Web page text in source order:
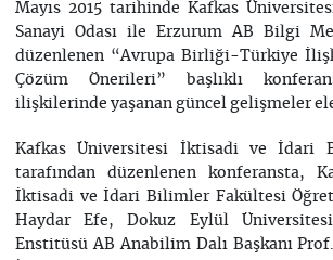
Mayıs 2015 tarihinde Kafkas
Sanayi Odası ile Erzurum AB Bilgi
düzenlenen “Avrupa Birliği-Türkiye
Çözüm Önerileri” başlıklı
ilişkilerinde yaşanan güncel gelişmeler ele
Kafkas Üniversitesi İktisadi ve İdari
tarafından düzenlenen konferansta,
İktisadi ve İdari Bilimler Fakültesi
Haydar Efe, Dokuz Eylül
Enstitüsü AB Anabilim Dalı Başkanı